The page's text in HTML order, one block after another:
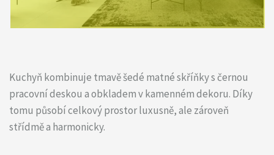
Kuchyň kombinuje tmavě šedé matné skříňky s černou
pracovní deskou a obkladem v kamenném dekoru. Díky
tomu působí celkový prostor luxusně, ale zároveň
střídmě a harmonicky.